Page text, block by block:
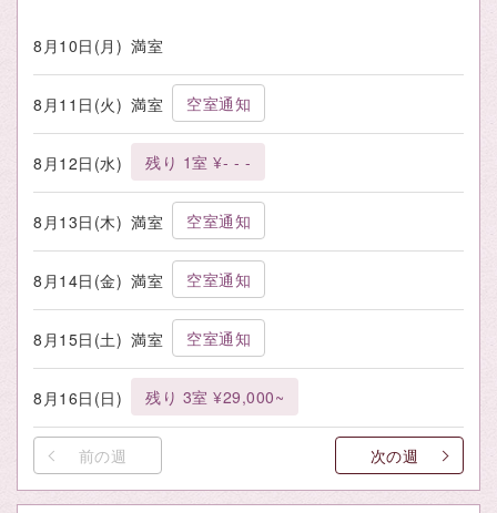
8月10日(月) 満室
8月11日(火) 満室 空室通知
8月12日(水) 残り 1室 ¥- - -
8月13日(木) 満室 空室通知
8月14日(金) 満室 空室通知
8月15日(土) 満室 空室通知
8月16日(日) 残り 3室 ¥29,000~
前の週 次の週